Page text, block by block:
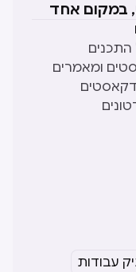
במקום אחד
התכנים
ומאמרים
עבודות